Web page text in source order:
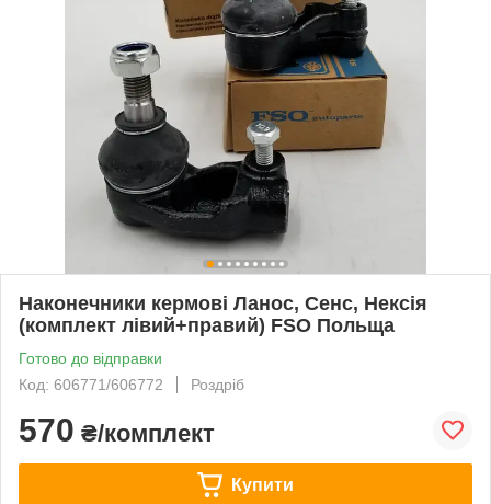
Наконечники кермові Ланос, Сенс, Нексія
(комплект лівий+правий) FSO Польща
Готово до відправки
Код: 606771/606772
Роздріб
570 ₴/комплект
Купити